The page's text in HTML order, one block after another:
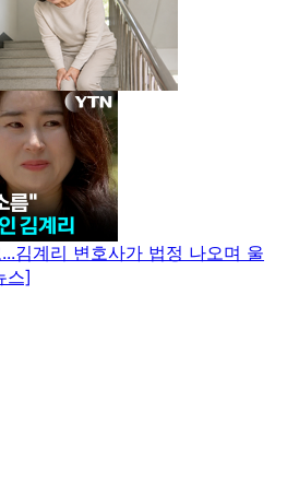
김계리 변호사가 법정 나오며 울
스]